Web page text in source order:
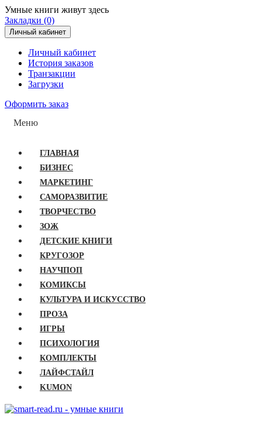
Умные книги живут здесь
Закладки (0)
Личный кабинет
Личный кабинет
История заказов
Транзакции
Загрузки
Оформить заказ
Меню
ГЛАВНАЯ
БИЗНЕС
МАРКЕТИНГ
САМОРАЗВИТИЕ
ТВОРЧЕСТВО
ЗОЖ
ДЕТСКИЕ КНИГИ
КРУГОЗОР
НАУЧПОП
КОМИКСЫ
КУЛЬТУРА И ИСКУССТВО
ПРОЗА
ИГРЫ
ПСИХОЛОГИЯ
КОМПЛЕКТЫ
ЛАЙФСТАЙЛ
KUMON